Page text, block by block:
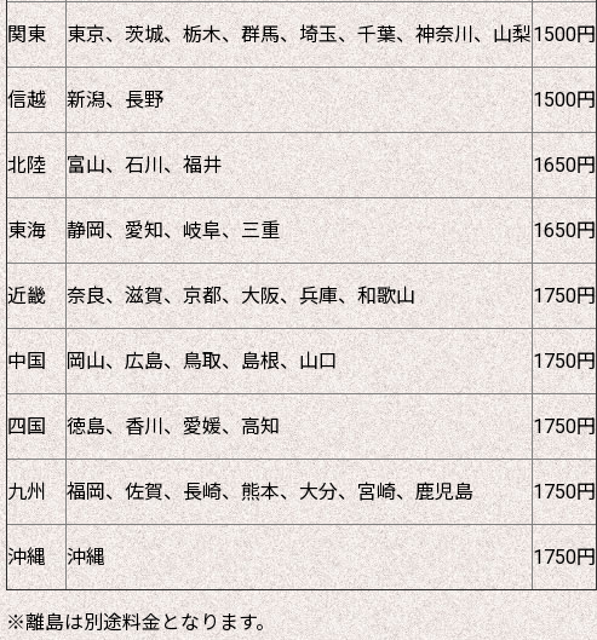
関東 東京、茨城、栃木、群馬、埼玉、千葉、神奈川、山梨1500円
信越 新潟、長野 1500円
北陸 富山、石川、福井 1650円
東海 静岡、愛知、岐阜、三重 1650円
近畿 奈良、滋賀、京都、大阪、兵庫、和歌山 1750円
中国 岡山、広島、鳥取、島根、山口 1750円
四国 徳島、香川、愛媛、高知 1750円
九州 福岡、佐賀、長崎、熊本、大分、宮崎、鹿児島 1750円
沖縄 沖縄 1750円
※離島は別途料金となります。